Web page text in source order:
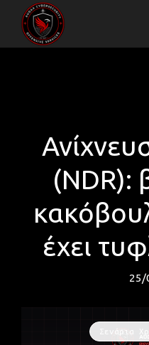
(NDR):
έχει
25/
Σενάρια